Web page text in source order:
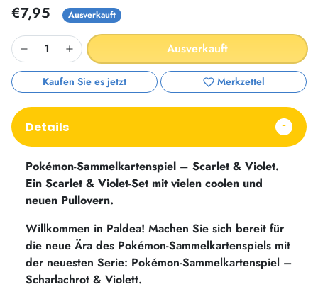
€7,95 Ausverkauft
Ausverkauft
Kaufen Sie es jetzt Merkzettel
Details
Pokémon-Sammelkartenspiel – Scarlet & Violet.
Ein Scarlet & Violet-Set mit vielen coolen und
neuen Pullovern.
Willkommen in Paldea! Machen Sie sich bereit für
die neue Ära des Pokémon-Sammelkartenspiels mit
der neuesten Serie: Pokémon-Sammelkartenspiel –
Scharlachrot & Violett.